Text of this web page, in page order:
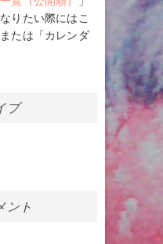
りたい際にはこ
たは「カレンダ
ブ
ント